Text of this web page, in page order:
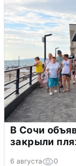
В Сочи
закрыли
6 августа 0